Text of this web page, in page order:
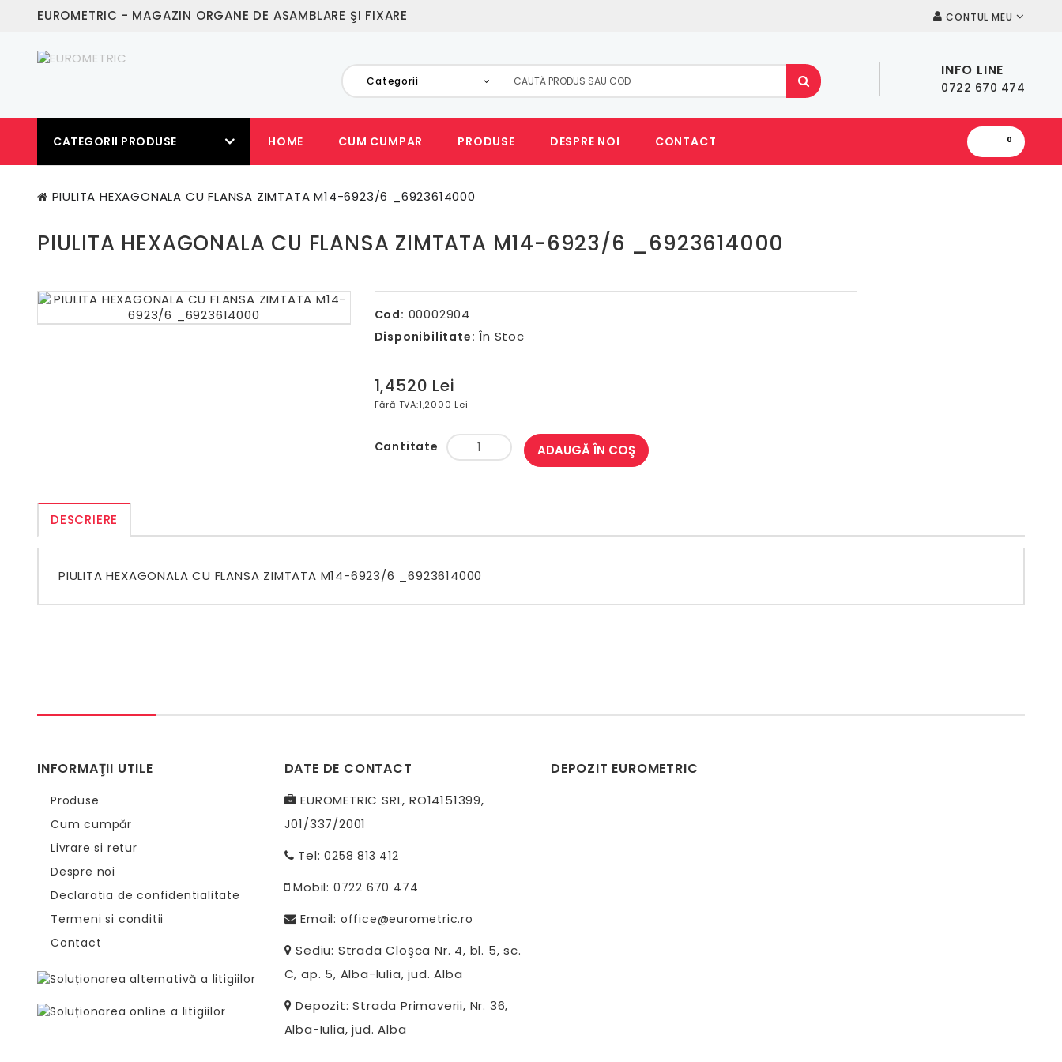
EUROMETRIC - MAGAZIN ORGANE DE ASAMBLARE ŞI FIXARE CONTUL MEU
INFO LINE
0722 670 474
Categorii
CATEGORII PRODUSE HOME CUM CUMPAR PRODUSE DESPRE NOI CONTACT 0
PIULITA HEXAGONALA CU FLANSA ZIMTATA M14-6923/6 _6923614000
PIULITA HEXAGONALA CU FLANSA ZIMTATA M14-6923/6 _6923614000
Cod: 00002904
Disponibilitate: În Stoc
1,4520 Lei
Fără TVA:1,2000 Lei
Cantitate ADAUGĂ ÎN COŞ
DESCRIERE
PIULITA HEXAGONALA CU FLANSA ZIMTATA M14-6923/6 _6923614000
INFORMAŢII UTILE
Produse
Cum cumpăr
Livrare si retur
Despre noi
Declaratia de confidentialitate
Termeni si conditii
Contact
DATE DE CONTACT
EUROMETRIC SRL, RO14151399,
J01/337/2001
Tel:0258 813 412
Mobil: 0722 670 474
Email: office@eurometric.ro
Sediu: Strada Cloşca Nr. 4, bl. 5, sc.
C, ap. 5, Alba-Iulia, jud. Alba
Depozit: Strada Primaverii, Nr. 36,
Alba-Iulia, jud. Alba
DEPOZIT EUROMETRIC